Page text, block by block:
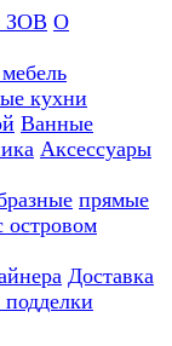
ЗОВ О
кухни
Ванные
Аксессуары
прямые
островом
Доставка